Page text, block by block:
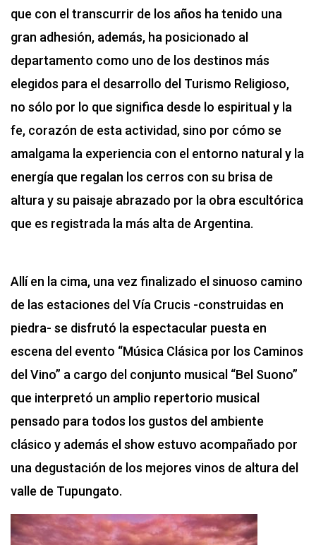
que con el transcurrir de los años ha tenido una
gran adhesión, además, ha posicionado al
departamento como uno de los destinos más
elegidos para el desarrollo del Turismo Religioso,
no sólo por lo que significa desde lo espiritual y la
fe, corazón de esta actividad, sino por cómo se
amalgama la experiencia con el entorno natural y la
energía que regalan los cerros con su brisa de
altura y su paisaje abrazado por la obra escultórica
que es registrada la más alta de Argentina.
Allí en la cima, una vez finalizado el sinuoso camino
de las estaciones del Vía Crucis -construidas en
piedra- se disfrutó la espectacular puesta en
escena del evento “Música Clásica por los Caminos
del Vino” a cargo del conjunto musical “Bel Suono”
que interpretó un amplio repertorio musical
pensado para todos los gustos del ambiente
clásico y además el show estuvo acompañado por
una degustación de los mejores vinos de altura del
valle de Tupungato.